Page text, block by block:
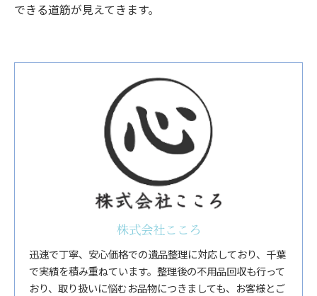
できる道筋が見えてきます。
株式会社こころ
迅速で丁寧、安心価格での遺品整理に対応しており、千葉
で実績を積み重ねています。整理後の不用品回収も行って
おり、取り扱いに悩むお品物につきましても、お客様とご